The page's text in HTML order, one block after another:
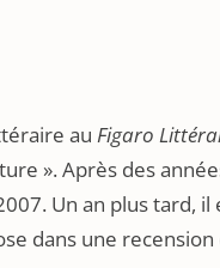
au Figaro
». Après des
Un an plus tard, il
dans une